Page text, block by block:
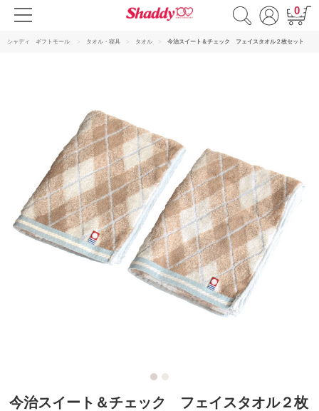
0
シャディ ギフトモール タオル・寝具 タオル 今治スイート＆チェック フェイスタオル２枚セット
今治スイート＆チェック フェイスタオル２枚